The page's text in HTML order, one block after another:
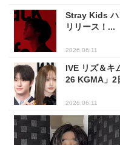
Stray Kids
リリース！...
2026.06.11
IVE リズ＆キ
26 KGMA」2
2026.06.11